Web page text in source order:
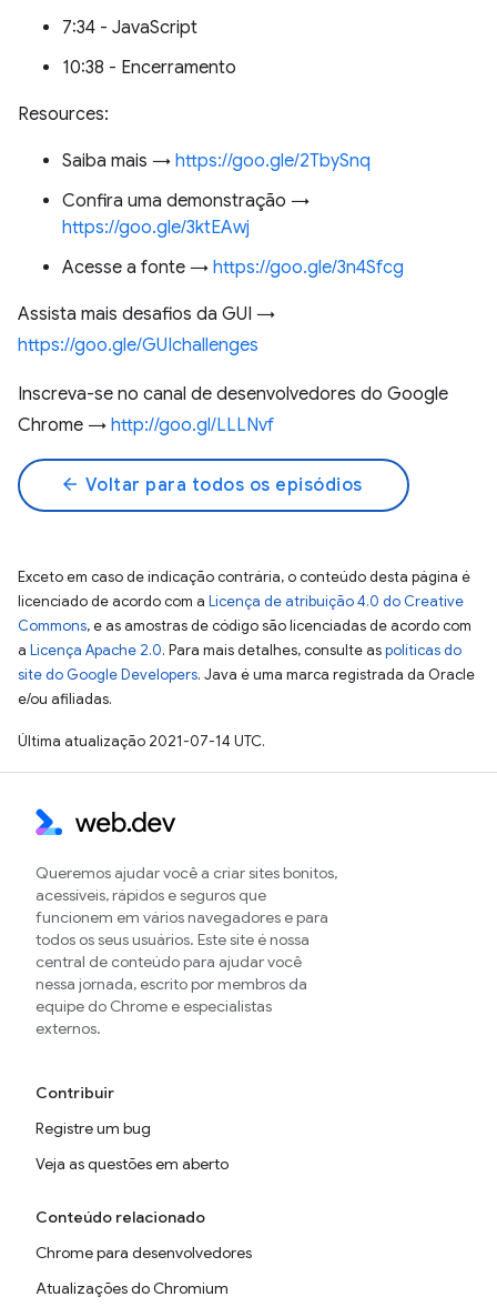
7:34 - JavaScript
10:38 - Encerramento
Resources:
Saiba mais → https://goo.gle/2TbySnq
Confira uma demonstração →
https://goo.gle/3ktEAwj
Acesse a fonte → https://goo.gle/3n4Sfcg
Assista mais desafios da GUI →
https://goo.gle/GUIchallenges
Inscreva-se no canal de desenvolvedores do Google
Chrome → http://goo.gl/LLLNvf
arrow_back Voltar para todos os episódios
Exceto em caso de indicação contrária, o conteúdo desta página é
licenciado de acordo com a Licença de atribuição 4.0 do Creative
Commons, e as amostras de código são licenciadas de acordo com
a Licença Apache 2.0. Para mais detalhes, consulte aspolíticas do
site do Google Developers. Java é uma marca registrada da Oracle
e/ou afiliadas.
Última atualização 2021-07-14 UTC.
Queremos ajudar você a criar sites bonitos,
acessíveis, rápidos e seguros que
funcionem em vários navegadores e para
todos os seus usuários. Este site é nossa
central de conteúdo para ajudar você
nessa jornada, escrito por membros da
equipe do Chrome e especialistas
externos.
Contribuir
Registre um bug
Veja as questões em aberto
Conteúdo relacionado
Chrome para desenvolvedores
Atualizações do Chromium